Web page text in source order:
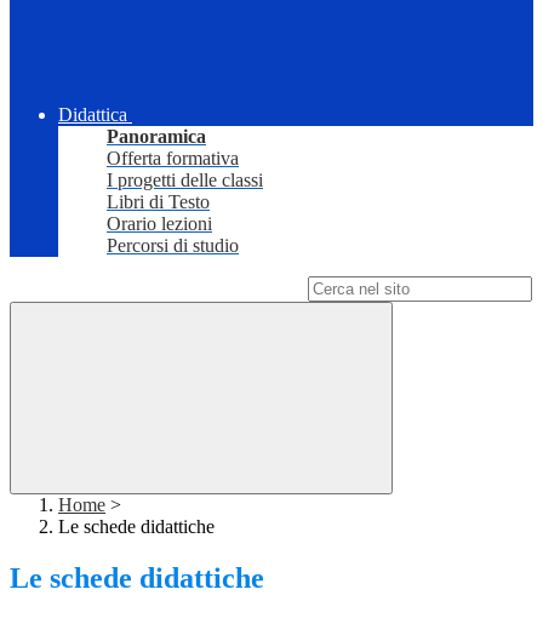
Didattica
Panoramica
Offerta formativa
I progetti delle classi
Libri di Testo
Orario lezioni
Percorsi di studio
Home >
Le schede didattiche
Le schede didattiche